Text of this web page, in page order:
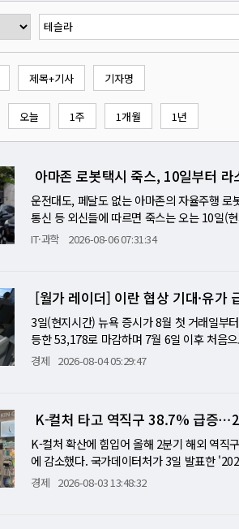
제목+기사 기자명
오늘 1주 1개월 1년
아마존 로봇택시 죽스, 10일부터
운전대도, 페달도 없는 아마존의 자율주행
통신 등 외신들에 따르면 죽스는 오는 10일(
개시한다. 이는 운전대·페달과 같은 수동 제
우버의 중상급 서비스인 '우버 컴포트'와 경
마주 보고 앉도록 설계된 죽스는 지난해부터
번스 최고경영자(CEO)는 "서비스가 무료일
지 기술을 구축하는 것도 어려웠지만, 고객
로교통안전국(NHTSA)은 최근 죽스에 대해
IT·과학 2026-08-06 07:31:34
[월가 레이더] 이란 협상 기대·유가
3일(현지시간) 뉴욕 증시가 8월 첫 거래일부
등한 53,178로 마감하며 7월 6일 이후 처음
라 6월 초 사상 최고치에 근접했고, 나스닥
냈다. 다우존스 마켓 데이터에 따르면 매그
이틀을 포함하면 3거래일간 1조 1000억달
올랐으며, 아마존은 4.5% 상승하며 시가총
트 세븐 중 유일하게 애플만 1.8% 하락하며
기 때문이다. 보잉은 737 MAX 7이 연방항
경제 2026-08-04 05:29:47
K-컬처 타고 역직구 38.7% 급증
K-컬처 확산에 힘입어 올해 2분기 해외 역직
에 감소했다. 국가데이터처가 3일 발표한
2억원으로 지난해 같은 기간보다 38.7% 증
경제 2026-08-03 13:48:32